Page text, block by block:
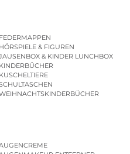
FEDERMAPPEN
HÖRSPIELE & FIGUREN
& KINDER LUNCHBOX
KINDERBÜCHER
| KINDERGARTENBEUTEL
KUSCHELTIERE